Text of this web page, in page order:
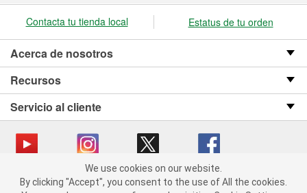
We use cookies on our website. By clicking "Accept", you consent
to the use of All the cookies.
Contacta tu tienda local Estatus de tu orden
Acerca de nosotros
Recursos
Servicio al cliente
Copyright © 2008-2026 O’Reilly Auto Parts v OST_3.2.0.0.729 (3) cv1361
We use cookies on our website.
By clicking "Accept", you consent to the use of All the cookies.